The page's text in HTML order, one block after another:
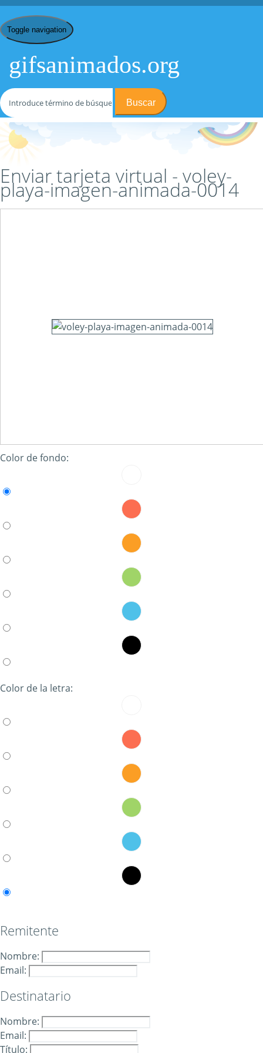
Toggle navigation
gifsanimados.org
Buscar
Inicio/ voley-playa-imagen-animada-0014/ Enviar
tarjeta virtual
Enviar tarjeta virtual - voley-
playa-imagen-animada-0014
Color de fondo:
Color de la letra:
Remitente
Nombre:
Email:
Destinatario
Nombre:
Email:
Título: